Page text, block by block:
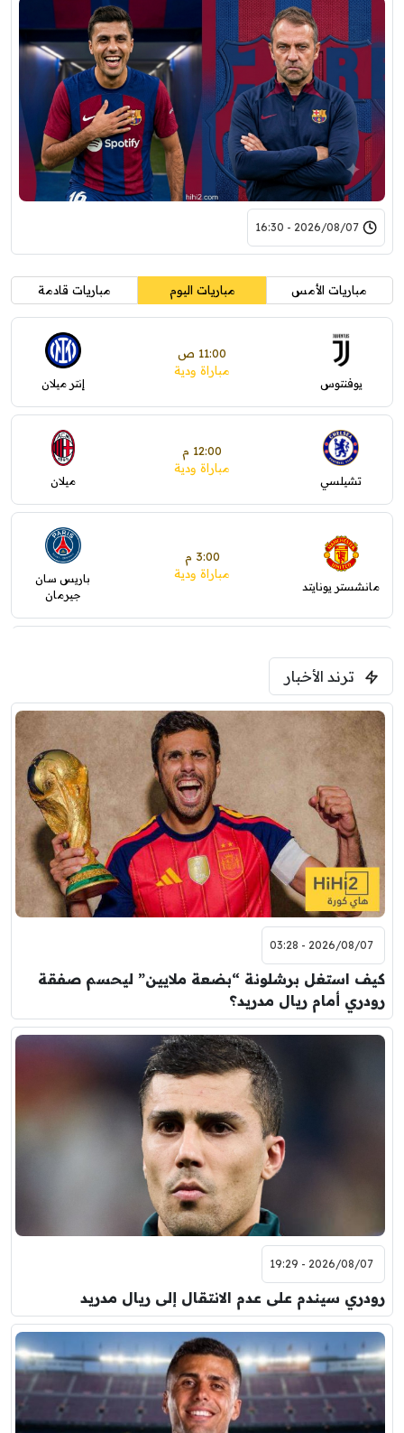
2026/08/07 - 16:30
مباريات الأمس مباريات اليوم مباريات قادمة
يوفنتوس
11:00 ص
مباراة ودية
إنتر ميلان
تشيلسي
12:00 م
مباراة ودية
ميلان
مانشستر يونايتد
3:00 م
مباراة ودية
باريس سان
جيرمان
فرينتسفاروشي
برشلونة
7:00 م
مباراة ودية
نوتنغهام فورست
اودينيزي
8:00 م
مباراة ودية
برشلونة
ترند الأخبار
2026/08/07 - 03:28
كيف استغل برشلونة “بضعة ملايين” ليحسم صفقة
رودري أمام ريال مدريد؟
2026/08/07 - 19:29
رودري سيندم على عدم الانتقال إلى ريال مدريد